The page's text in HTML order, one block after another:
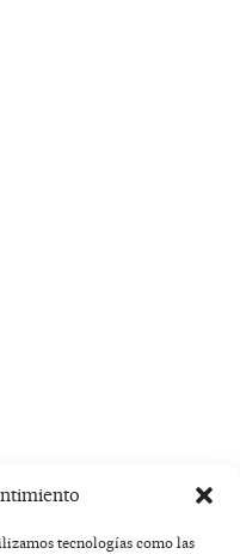
tecnologías como las